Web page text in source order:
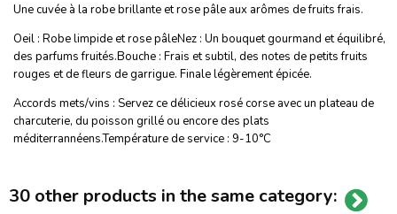
Une cuvée à la robe brillante et rose pâle aux arômes de fruits frais.
Oeil : Robe limpide et rose pâleNez : Un bouquet gourmand et équilibré,
des parfums fruités.Bouche : Frais et subtil, des notes de petits fruits
rouges et de fleurs de garrigue. Finale légèrement épicée.
Accords mets/vins : Servez ce délicieux rosé corse avec un plateau de
charcuterie, du poisson grillé ou encore des plats
méditerrannéens.Température de service : 9-10°C
30 other products in the same category: